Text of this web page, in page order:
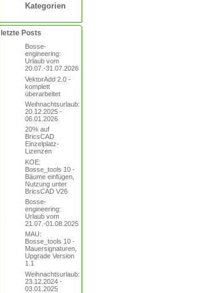
Kategorien
letzte Posts
Bosse-
engineering:
Urlaub vom
20.07.-31.07.2026
VektorAdd 2.0 -
komplett
überarbeitet
Weihnachtsurlaub:
20.12.2025 -
06.01.2026
20% auf
BricsCAD
Einzelplatz-
Lizenzen
KOE:
Bosse_tools 10 -
Bäume einfügen,
Nutzung unter
BricsCAD V26
Bosse-
engineering:
Urlaub vom
21.07.-01.08.2025
MAU:
Bosse_tools 10 -
Mauersignaturen,
Upgrade Version
1.1
Weihnachtsurlaub:
23.12.2024 -
03.01.2025